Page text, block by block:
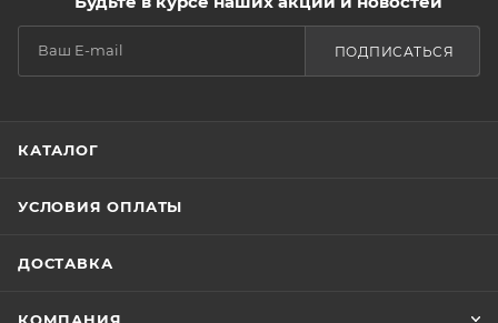
ПОДПИСАТЬСЯ
КАТАЛОГ
УСЛОВИЯ ОПЛАТЫ
ДОСТАВКА